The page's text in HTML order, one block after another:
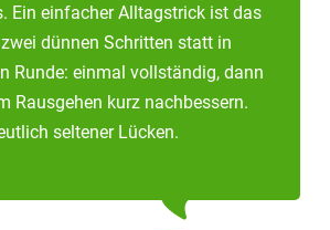
Ein einfacher Alltagstrick ist das
dünnen Schritten statt in
Runde: einmal vollständig, dann
Rausgehen kurz nachbessern.
seltener Lücken.